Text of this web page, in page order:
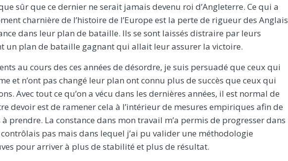
sûr que ce dernier ne serait jamais devenu roi d’Angleterre. Ce qui a
charnière de l’histoire de l’Europe est la perte de rigueur des Anglais
dans leur plan de bataille. Ils se sont laissés distraire par leurs
un plan de bataille gagnant qui allait leur assurer la victoire.
au cours des ces années de désordre, je suis persuadé que ceux qui
et n’ont pas changé leur plan ont connu plus de succès que ceux qui
Avec tout ce qu’on a vécu dans les dernières années, il est normal de
devoir est de ramener cela à l’intérieur de mesures empiriques afin de
prendre. La constance dans mon travail m’a permis de progresser dans
pas mais dans lequel j’ai pu valider une méthodologie
pour arriver à plus de stabilité et plus de résultat.